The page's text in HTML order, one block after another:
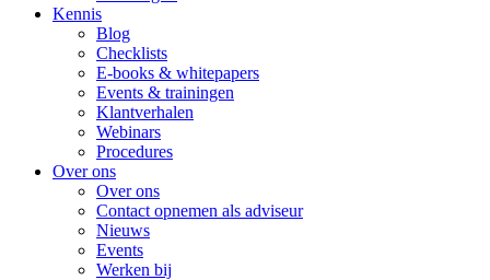
Kennis
Blog
Checklists
E-books & whitepapers
Events & trainingen
Klantverhalen
Webinars
Procedures
Over ons
Over ons
Contact opnemen als adviseur
Nieuws
Events
Werken bij